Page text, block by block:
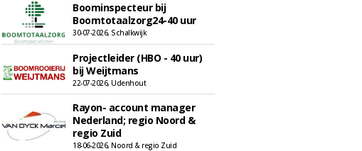
Boominspecteur bij
Boomtotaalzorg24-40 uur
30-07-2026, Schalkwijk
Projectleider (HBO - 40 uur)
bij Weijtmans
22-07-2026, Udenhout
Rayon- account manager
Nederland; regio Noord &
regio Zuid
18-06-2026, Noord & regio Zuid